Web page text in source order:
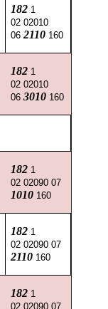
1821
02 02010
06 2110160
1821
02 02010
06 3010160
1821
02 02090 07
1010160
1821
02 02090 07
2110160
1821
02 02090 07